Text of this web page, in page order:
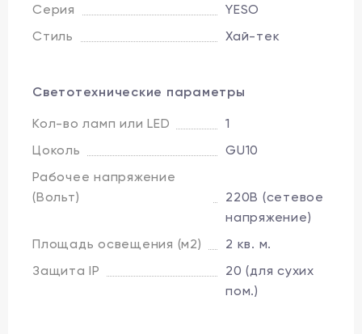
Серия
YESO
Стиль
Хай-тек
Светотехнические параметры
Кол-во ламп или LED
1
Цоколь
GU10
Рабочее напряжение
(Вольт)
220В (сетевое
напряжение)
Площадь освещения (м2)
2 кв. м.
Защита IP
20 (для сухих
пом.)